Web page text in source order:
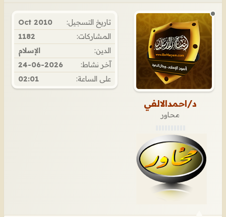
د/احمدالالفي
محاور
تاريخ التسجيل:
Oct 2010
المشاركات:
1182
الدين:
الإسلام
آخر نشاط:
24-06-2026
على الساعة:
02:01